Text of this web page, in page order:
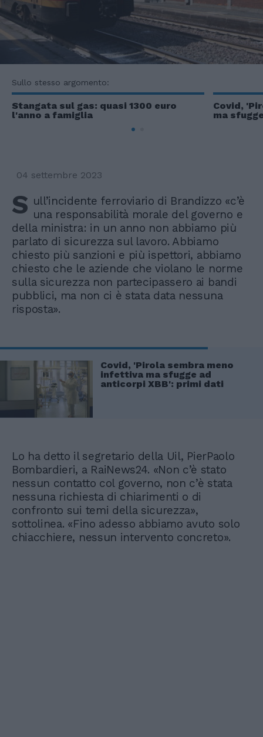
Sullo stesso argomento:
Stangata sul gas: quasi 1300 euro
l'anno a famiglia
Covid,
ma
04 settembre 2023
S ull’incidente ferroviario di Brandizzo «c’è
una responsabilità morale del governo e
della ministra: in un anno non abbiamo più
parlato di sicurezza sul lavoro. Abbiamo
chiesto più sanzioni e più ispettori, abbiamo
chiesto che le aziende che violano le norme
sulla sicurezza non partecipassero ai bandi
pubblici, ma non ci è stata data nessuna
risposta».
Covid, 'Pirola sembra meno
infettiva ma sfugge ad
anticorpi XBB': primi dati
Lo ha detto il segretario della Uil, PierPaolo
Bombardieri, a RaiNews24. «Non c’è stato
nessun contatto col governo, non c’è stata
nessuna richiesta di chiarimenti o di
confronto sui temi della sicurezza»,
sottolinea. «Fino adesso abbiamo avuto solo
chiacchiere, nessun intervento concreto».